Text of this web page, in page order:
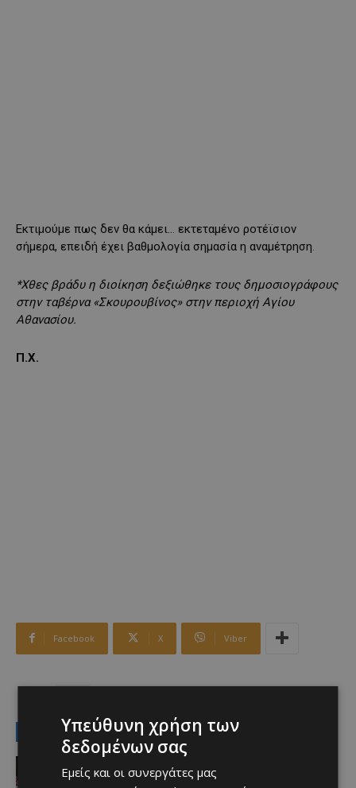
Εκτιμούμε πως δεν θα κάμει… εκτεταμένο ροτέϊσιον
σήμερα, επειδή έχει βαθμολογία σημασία η αναμέτρηση.
*Χθες βράδυ η διοίκηση δεξιώθηκε τους δημοσιογράφους
στην ταβέρνα «Σκουρουβίνος» στην περιοχή Αγίου
Αθανασίου.
Π.Χ.
Facebook X Viber
LATEST NEWS
Το “ασεβές” σορτσάκι του Φειδία
Υπεύθυνη χρήση των
δεδομένων σας
Εμείς και οι συνεργάτες μας